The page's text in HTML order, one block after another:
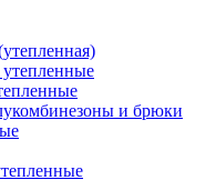
и брюки